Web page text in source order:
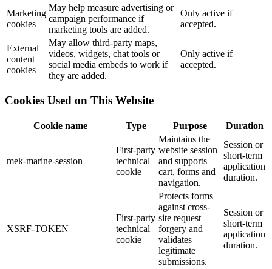
Marketing
cookies
May help measure advertising or
campaign performance if
marketing tools are added.
Only active if
accepted.
External
content
cookies
May allow third-party maps,
videos, widgets, chat tools or
social media embeds to work if
they are added.
Only active if
accepted.
Cookies Used on This Website
Cookie name Type Purpose Duration
mek-marine-session
First-party
technical
cookie
Maintains the
website session
and supports
cart, forms and
navigation.
Session or
short-term
application
duration.
XSRF-TOKEN
First-party
technical
cookie
Protects forms
against cross-
site request
forgery and
validates
legitimate
submissions.
Session or
short-term
application
duration.